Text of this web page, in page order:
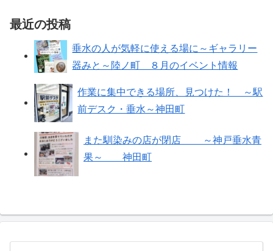
最近の投稿
垂水の人が気軽に使える場に～ギャラリー
器みと～陸ノ町 ８月のイベント情報
作業に集中できる場所、見つけた！ ～駅
前デスク・垂水～神田町
また馴染みの店が閉店 ～神戸垂水青
果～ 神田町